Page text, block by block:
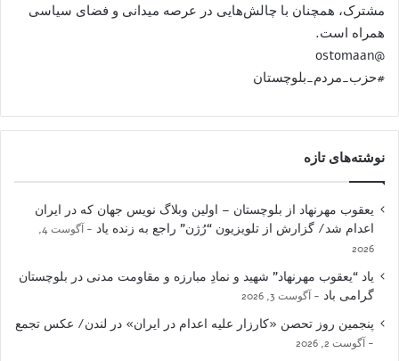
مشترک، همچنان با چالش‌هایی در عرصه میدانی و فضای سیاسی
همراه است.
@ostomaan
#حزب_مردم_بلوچستان
نوشته‌های تازه
یعقوب مهرنهاد از بلوچستان – اولین وبلاگ نویس جهان که در ایران
اعدام شد/ گزارش از تلویزیون “رُژن” راجع به زنده یاد
آگوست 4,
2026
یاد “یعقوب مهرنهاد” شهید و نمادِ مبارزه و مقاومت مدنی در بلوچستان
گرامی باد
آگوست 3, 2026
پنجمین روز تحصن «کارزار علیه اعدام در ایران» در لندن/ عکس تجمع
آگوست 2, 2026